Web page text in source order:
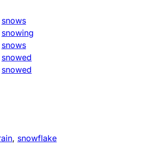
snows
snowing
snows
snowed
snowed
, snowflake